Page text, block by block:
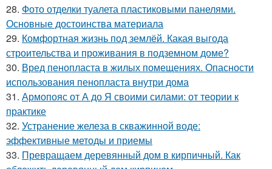
28. Фото отделки туалета пластиковыми панелями.
Основные достоинства материала
29. Комфортная жизнь под землёй. Какая выгода
строительства и проживания в подземном доме?
30. Вред пенопласта в жилых помещениях. Опасности
использования пенопласта внутри дома
31. Армопояс от А до Я своими силами: от теории к
практике
32. Устранение железа в скважинной воде:
эффективные методы и приемы
33. Превращаем деревянный дом в кирпичный. Как